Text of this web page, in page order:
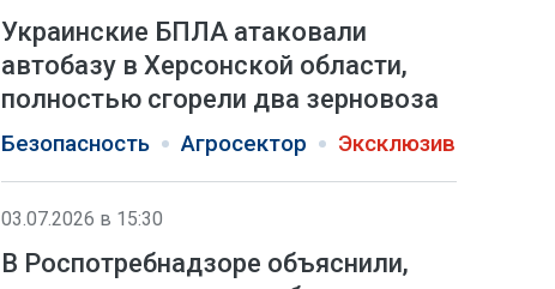
Украинские БПЛА атаковали
автобазу в Херсонской области,
полностью сгорели два зерновоза
Безопасность Агросектор Эксклюзив
03.07.2026 в 15:30
В Роспотребнадзоре объяснили,